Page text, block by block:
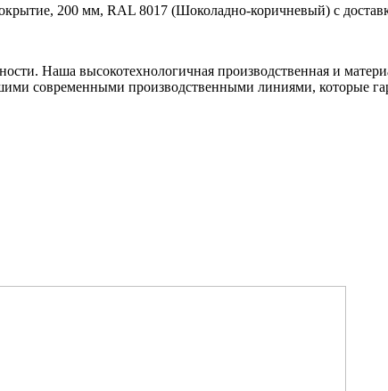
200 мм, RAL 8017 (Шоколадно-коричневый) с
Наша высокотехнологичная производственная и
современными производственными линиями, которые